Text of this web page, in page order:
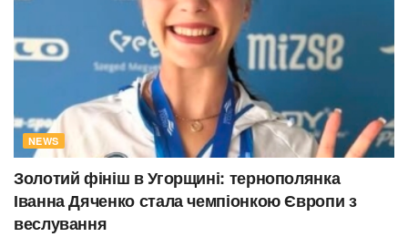
NEWS
Золотий фініш в Угорщині: тернополянка
Іванна Дяченко стала чемпіонкою Європи з
веслування